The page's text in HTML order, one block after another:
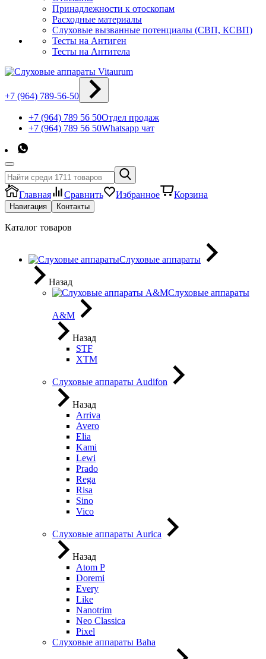
Принадлежности к отоскопам
Расходные материалы
Слуховые вызванные потенциалы (СВП, КСВП)
Тесты на Антиген
Тесты на Антитела
+7 (964) 789-56-50
+7 (964) 789 56 50Отдел продаж
+7 (964) 789 56 50Whatsapp чат
Главная Сравнить Избранное Корзина
Навигация Контакты
Каталог товаров
Слуховые аппараты
Назад
Слуховые аппараты
A&M
Назад
STF
XTM
Слуховые аппараты Audifon
Назад
Arriva
Avero
Elia
Kami
Lewi
Prado
Rega
Risa
Sino
Vico
Слуховые аппараты Aurica
Назад
Atom P
Doremi
Every
Like
Nanotrim
Neo Classica
Pixel
Слуховые аппараты Baha